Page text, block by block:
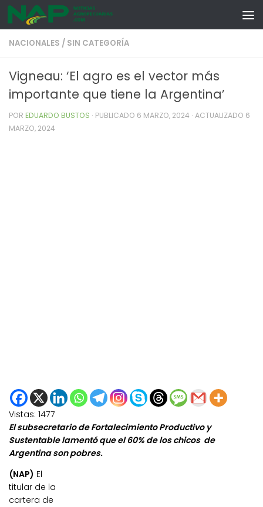
Skip to content
NACIONALES / SIN CATEGORÍA
Vigneau: ‘El agro es el vector más
importante que tiene la Argentina’
POR EDUARDO BUSTOS · PUBLICADO 6 MARZO, 2024 · ACTUALIZADO 6
MARZO, 2024
Vistas: 1477
El subsecretario de Fortalecimiento Productivo y
Sustentable lamentó que el 60% de los chicos de
Argentina son pobres.
(NAP) El
titular de la
cartera de